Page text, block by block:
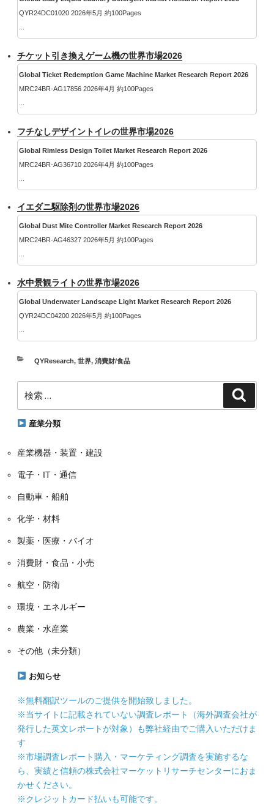
QYR24DC01020 2026年5月 約100Pages
チケット引き換えゲーム機の世界市場2026
Global Ticket Redemption Game Machine Market Research Report 2026
MRC24BR-AG17856 2026年4月 約100Pages
フチなしデザイントイレの世界市場2026
Global Rimless Design Toilet Market Research Report 2026
MRC24BR-AG36710 2026年4月 約100Pages
イエダニ駆除剤の世界市場2026
Global Dust Mite Controller Market Research Report 2026
MRC24BR-AG46327 2026年5月 約100Pages
水中景観ライトの世界市場2026
Global Underwater Landscape Light Market Research Report 2026
QYR24DC04200 2026年5月 約100Pages
カ
リ
QYResearch, 世界, 消費財/食品
索:
産業分類
産業機器・装置・建設
電子・IT・通信
自動車・船舶
化学・材料
製薬・医療・バイオ
消費財・食品・小売
航空・防衛
環境・エネルギー
農業・水産業
その他（未分類）
お知らせ
※無料翻訳ツールのご提供を開始致しました。
※当サイトに記載されていない調査レポート（海外調査会社が
発行した英文レポートが対象）も弊社経由でご購入いただけま
す
※市場調査レポート購入・マーケティング調査を実施するな
ら、実績と信頼の株式会社マーケットリサーチセンターにおま
かせください。
※クレジットカード払いも可能です。